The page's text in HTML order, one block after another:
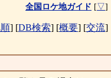
全国ロケ地ガイド [▽]
] [DB検索] [概要] [交流]